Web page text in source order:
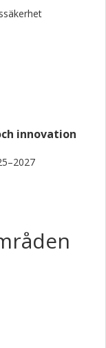
innovation